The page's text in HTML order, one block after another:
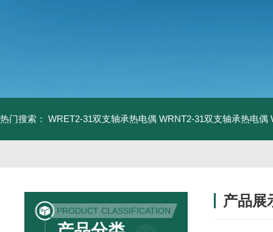
热门搜索： WRET2-31双支轴承热电偶 WRNT2-31双支轴承热电偶
PRODUCT CLASSIFICATION
产品展